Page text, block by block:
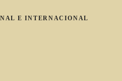
E INTERNACIONAL